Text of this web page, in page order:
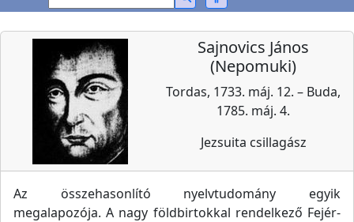
Sajnovics János
(Nepomuki)
Tordas, 1733. máj. 12. – Buda,
1785. máj. 4.
Jezsuita csillagász
Az összehasonlító nyelvtudomány egyik
megalapozója. A nagy földbirtokkal rendelkező Fejér-